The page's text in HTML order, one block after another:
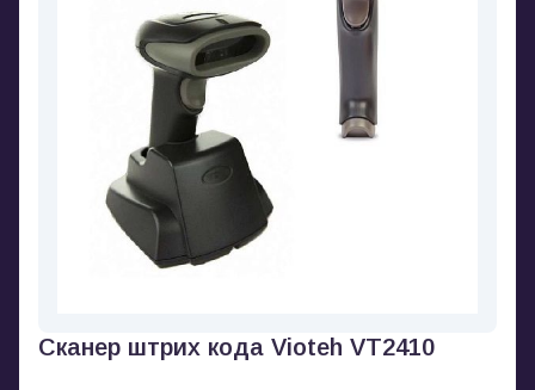
Сканер штрих кода Vioteh VT2410